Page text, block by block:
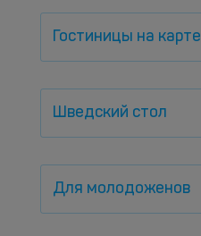
Гостиницы на карте
Шведский стол
Для молодоженов